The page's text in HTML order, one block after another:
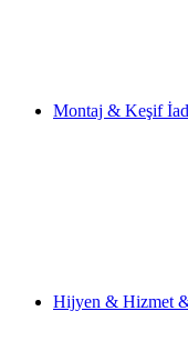
Montaj & Keşif
Hijyen & Hizmet